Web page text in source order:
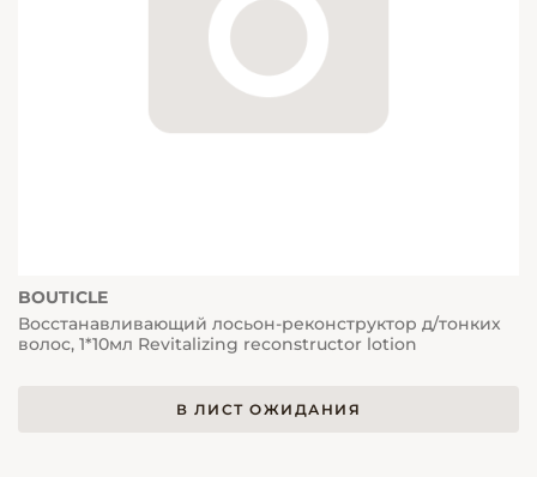
BOUTICLE
Восстанавливающий лосьон-реконструктор д/тонких
волос, 1*10мл Revitalizing reconstructor lotion
В ЛИСТ ОЖИДАНИЯ